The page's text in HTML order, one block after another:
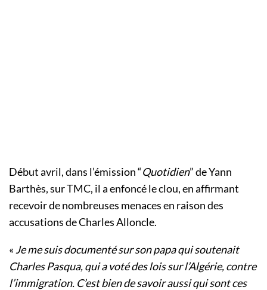
Début avril, dans l’émission “Quotidien” de Yann
Barthès, sur TMC, il a enfoncé le clou, en affirmant
recevoir de nombreuses menaces en raison des
accusations de Charles Alloncle.
« Je me suis documenté sur son papa qui soutenait
Charles Pasqua, qui a voté des lois sur l’Algérie, contre
l’immigration. C’est bien de savoir aussi qui sont ces